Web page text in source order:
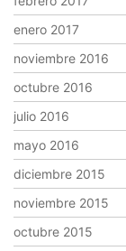
enero 2017
noviembre 2016
octubre 2016
julio 2016
mayo 2016
diciembre 2015
noviembre 2015
octubre 2015